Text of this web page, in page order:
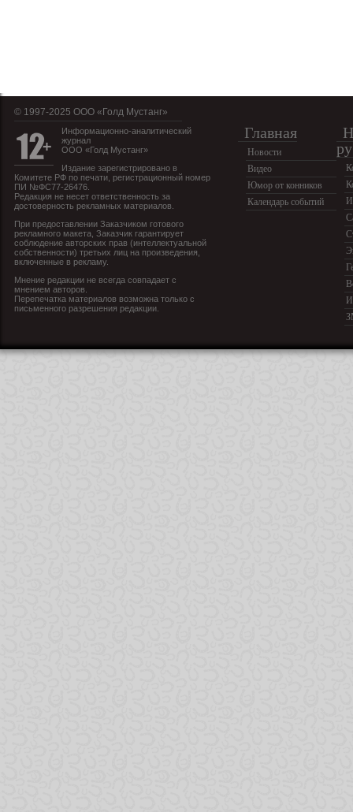
© 1997-2025 OOO «Голд Мустанг»
Информационно-аналитический
журнал
ООО «Голд Мустанг»
Издание зарегистрировано в
Комитете РФ по печати, регистрационный номер
ПИ №ФС77-26476.
Редакция не несет ответственность за
достоверность рекламных материалов.
При предоставлении Заказчиком готового
рекламного макета, Заказчик гарантирует
соблюдение авторских прав (интеллектуальной
собственности) третьих лиц на произведения,
включенные в рекламу.
Мнение редакции не всегда совпадает с
мнением авторов.
Перепечатка материалов возможна только с
письменного разрешения редакции.
Главная
Новости
Видео
Юмор от конников
Календарь событий